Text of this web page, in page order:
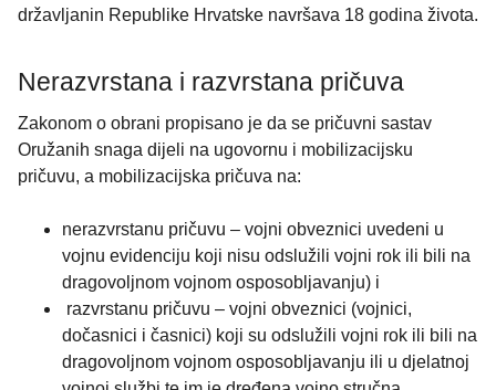
državljanin Republike Hrvatske navršava 18 godina života.
Nerazvrstana i razvrstana pričuva
Zakonom o obrani propisano je da se pričuvni sastav
Oružanih snaga dijeli na ugovornu i mobilizacijsku
pričuvu, a mobilizacijska pričuva na:
nerazvrstanu pričuvu – vojni obveznici uvedeni u
vojnu evidenciju koji nisu odslužili vojni rok ili bili na
dragovoljnom vojnom osposobljavanju) i
razvrstanu pričuvu – vojni obveznici (vojnici,
dočasnici i časnici) koji su odslužili vojni rok ili bili na
dragovoljnom vojnom osposobljavanju ili u djelatnoj